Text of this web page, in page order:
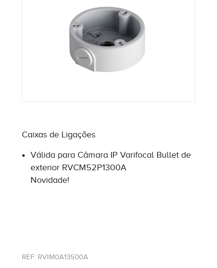
Caixas de Ligações
Válida para Câmara IP Varifocal Bullet de
exterior RVCM52P1300A
Novidade!
REF: RVIM0A13500A